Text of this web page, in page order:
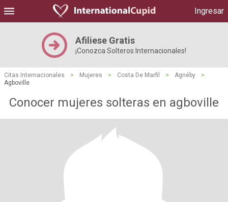
Ingresar
Afiliese Gratis
¡Conozca Solteros Internacionales!
Citas Internacionales > Mujeres > Costa De Marfil > Agnéby
>
Agboville
Conocer mujeres solteras en agboville